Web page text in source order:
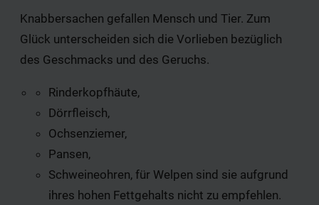
Knabbersachen gefallen Mensch und Tier. Zum
Glück unterscheiden sich die Vorlieben bezüglich
des Geschmacks und des Geruchs.
Rinderkopfhäute,
Dörrfleisch,
Ochsenziemer,
Pansen,
Schweineohren, für Welpen sind sie aufgrund
ihres hohen Fettgehalts nicht zu empfehlen.